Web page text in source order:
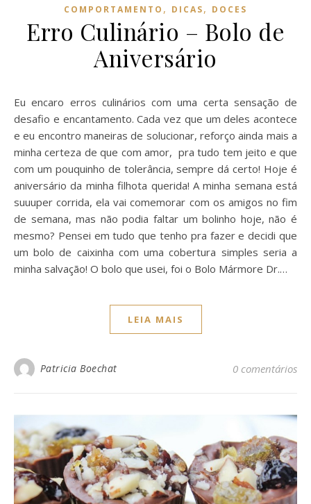
COMPORTAMENTO , DICAS, DOCES
Erro Culinário – Bolo de
Aniversário
Eu encaro erros culinários com uma certa sensação de
desafio e encantamento. Cada vez que um deles acontece
e eu encontro maneiras de solucionar, reforço ainda mais a
minha certeza de que com amor, pra tudo tem jeito e que
com um pouquinho de tolerância, sempre dá certo! Hoje é
aniversário da minha filhota querida! A minha semana está
suuuper corrida, ela vai comemorar com os amigos no fim
de semana, mas não podia faltar um bolinho hoje, não é
mesmo? Pensei em tudo que tenho pra fazer e decidi que
um bolo de caixinha com uma cobertura simples seria a
minha salvação! O bolo que usei, foi o Bolo Mármore Dr.…
LEIA MAIS
Patricia Boechat 0 comentários